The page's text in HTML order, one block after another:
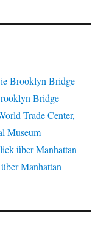
Brooklyn Bridge
Bridge
Trade Center,
Museum
über Manhattan
Manhattan